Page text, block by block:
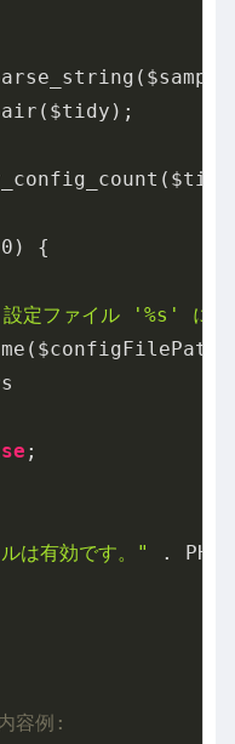
0 ) {
定ファイル '%s' に
;
は有効です。"
.
例: